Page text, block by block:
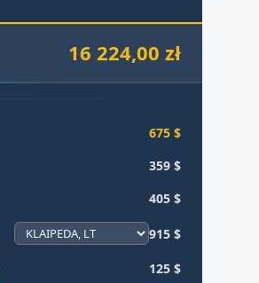
16 224,00 zł
675 $
359 $
405 $
915 $
125 $